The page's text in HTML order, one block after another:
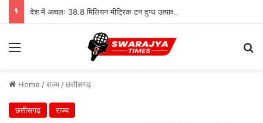
Menu
Home /राज्य /छत्तीसगढ़
छत्तीसगढ़ राज्य